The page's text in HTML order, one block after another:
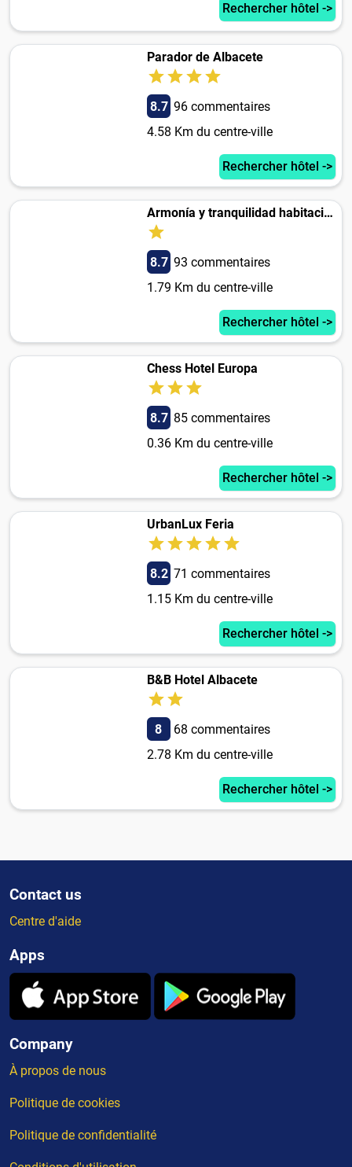
Rechercher hôtel ->
Parador de Albacete
8.7 96 commentaires
4.58 Km du centre-ville
Rechercher hôtel ->
Armonía y tranquilidad habitaciones
8.7 93 commentaires
1.79 Km du centre-ville
Rechercher hôtel ->
Chess Hotel Europa
8.7 85 commentaires
0.36 Km du centre-ville
Rechercher hôtel ->
UrbanLux Feria
8.2 71 commentaires
1.15 Km du centre-ville
Rechercher hôtel ->
B&B Hotel Albacete
8
68 commentaires
2.78 Km du centre-ville
Rechercher hôtel ->
Contact us
Centre d'aide
Apps
Company
À propos de nous
Politique de cookies
Politique de confidentialité